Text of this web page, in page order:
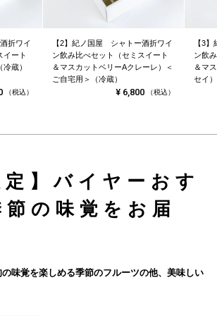
折ワイ
イート
蔵）
（税込）
【2】紀ノ国屋 シャトー酒折ワイ
ン飲み比べセット（セミスイート
＆マスカットベリーAクレーレ）＜
ご自宅用＞（冷蔵）
¥ 6,800 （税込）
【3
ン飲
＆マ
セイ
定】バイヤーおす
の味覚をお届
味覚を楽しめる季節のフルーツの他、美味しい